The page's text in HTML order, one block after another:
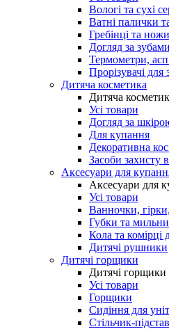
Вологі та сухі
Ватні палички
Гребінці та
Догляд за зубами
Термометри,
Прорізувачі для
Дитяча косметика
Дитяча
Усі товари
Догляд за
Для купання
Декоративна
Засоби захисту
Аксесуари для
Аксесуари для
Усі товари
Ванночки,
Губки та
Кола та комірці
Дитячі рушники
Дитячі горщики
Дитячі горщики
Усі товари
Горщики
Сидіння для
Стільчик-